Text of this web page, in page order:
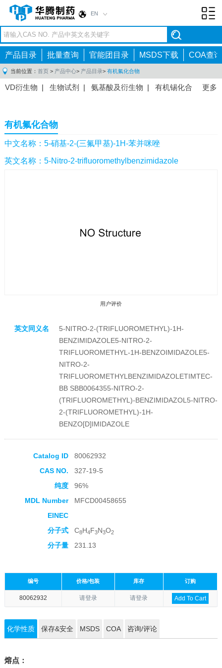
EN
产品目录 批量查询 官能团目录 MSDS下载 COA查询
当前位置： 首页 > 产品中心> 产品目录> 有机氟化合物
更多
VD衍生物 | 生物试剂 | 氨基酸及衍生物 | 有机锡化合
间体|抗高血压药物中间体
感染药物中间体|
体 |抗精神病药物中间体| 抗炎药物中间体|
药中间体|其他原料药中间体|
有机氟化合物
中文名称：5-硝基-2-(三氟甲基)-1H-苯并咪唑
英文名称：5-Nitro-2-trifluoromethylbenzimidazole
用户评价
收藏产品
英文同义名
5-NITRO-2-(TRIFLUOROMETHYL)-1H-
BENZIMIDAZOLE5-NITRO-2-
TRIFLUOROMETHYL-1H-BENZOIMIDAZOLE5-
NITRO-2-
TRIFLUOROMETHYLBENZIMIDAZOLETIMTEC-
BB SBB0064355-NITRO-2-
(TRIFLUOROMETHYL)-BENZIMIDAZOL5-NITRO-
2-(TRIFLUOROMETHYL)-1H-
BENZO[D]IMIDAZOLE
Catalog ID
80062932
CAS NO.
327-19-5
纯度
96%
MDL Number
MFCD00458655
EINEC
分子式
C8H4F3N3O2
分子量 231.13
编号 价格/包装 库存 订购
80062932 请登录 请登录 Add To Cart
化学性质 保存&安全 MSDS COA 咨询/评论
熔点：